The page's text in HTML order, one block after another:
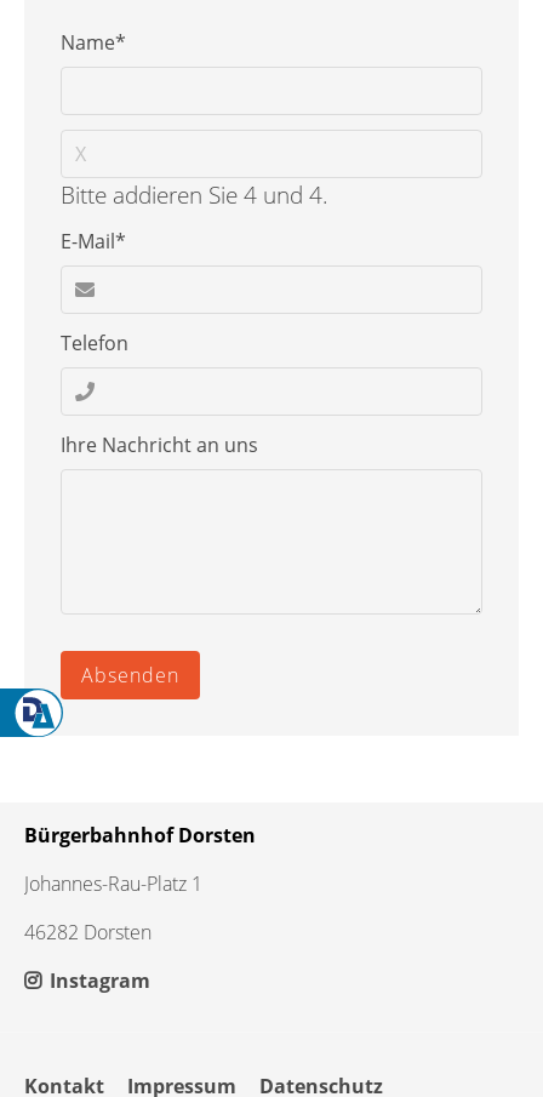
Pflichtfeld
Name*
Bitte addieren Sie 4 und 4.
Pflichtfeld
E-Mail*
Telefon
Ihre Nachricht an uns
Absenden
Bürgerbahnhof Dorsten
Johannes-Rau-Platz 1
46282 Dorsten
Instagram
überspringen
Kontakt Impressum Datenschutz